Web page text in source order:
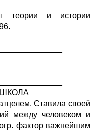
теории и истории
Ставила своей
между человеком и
фактор важнейшим